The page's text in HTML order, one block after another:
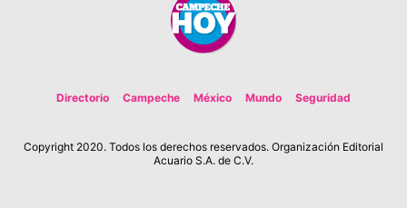
Directorio Campeche México Mundo Seguridad
Copyright 2020. Todos los derechos reservados. Organización Editorial
Acuario S.A. de C.V.